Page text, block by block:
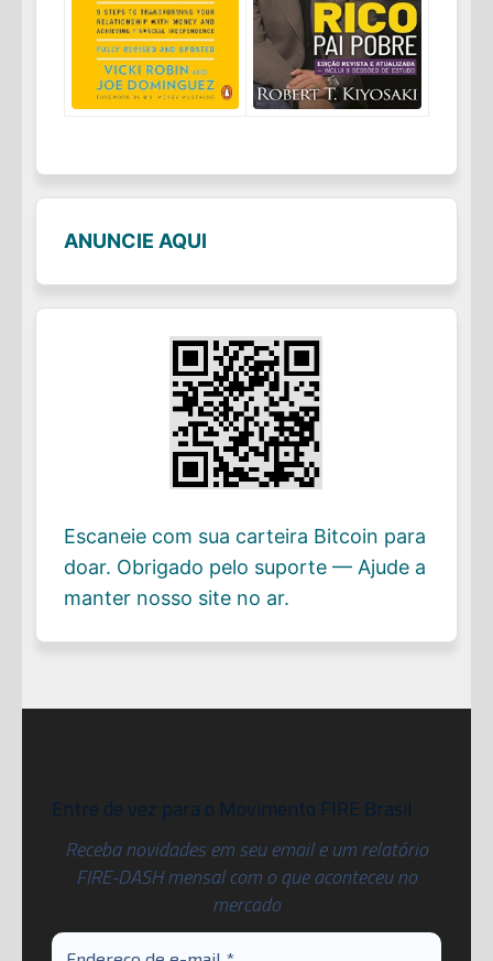
ANUNCIE AQUI
Escaneie com sua carteira Bitcoin para
doar. Obrigado pelo suporte — Ajude a
manter nosso site no ar.
Entre de vez para o Movimento FIRE Brasil
Receba novidades em seu email e um relatório
FIRE-DASH mensal com o que aconteceu no
mercado